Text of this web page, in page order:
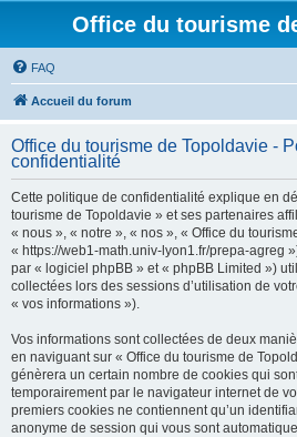
Office du tourisme
FAQ
Accueil du forum
Office du tourisme de Topoldavie -
confidentialité
Cette politique de confidentialité explique en
tourisme de Topoldavie » et ses partenaires
« nous », « notre », « nos », « Office du
« https://web1-math.univ-lyon1.fr/prepa-agreg
par « logiciel phpBB » et « phpBB Limited »)
collectées lors des sessions d’utilisation de
« vos informations »).
Vos informations sont collectées de deux
en naviguant sur « Office du tourisme de
génèrera un certain nombre de cookies qui
temporairement par le navigateur internet de
premiers cookies ne contiennent qu’un
anonyme de session qui vous sont